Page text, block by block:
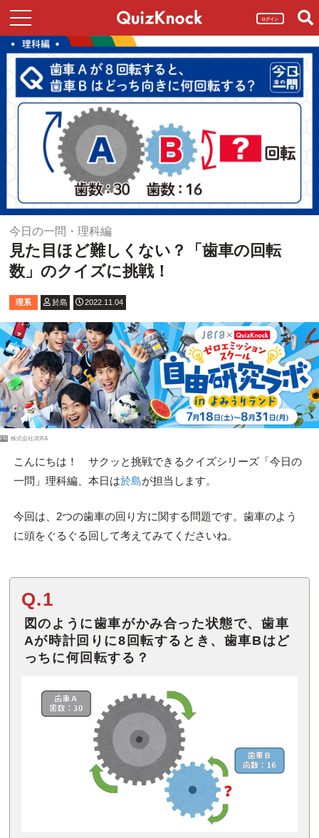
ログイン
今日の一問・理科編
見た目ほど難しくない？「歯車の回転
数」のクイズに挑戦！
理系 於島 2022.11.04
PR 株式会社JERA
こんにちは！ サクッと挑戦できるクイズシリーズ「今日の
一問」理科編、本日は於島が担当します。
今回は、2つの歯車の回り方に関する問題です。歯車のよう
に頭をぐるぐる回して考えてみてくださいね。
Q.1
図のように歯車がかみ合った状態で、歯車
Aが時計回りに8回転するとき、歯車Bはど